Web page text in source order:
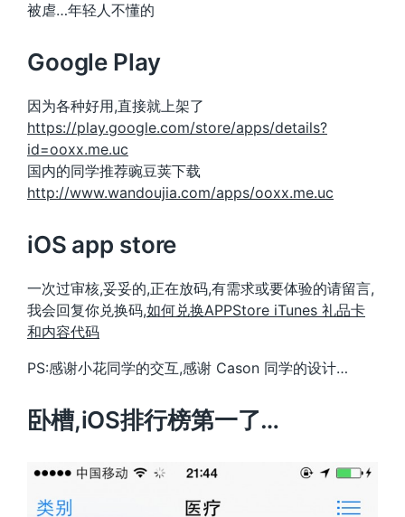
被虐…年轻人不懂的
Google Play
因为各种好用,直接就上架了
https://play.google.com/store/apps/details?
id=ooxx.me.uc
国内的同学推荐豌豆荚下载
http://www.wandoujia.com/apps/ooxx.me.uc
iOS app store
一次过审核,妥妥的,正在放码,有需求或要体验的请留言,
我会回复你兑换码,如何兑换APPStore iTunes 礼品卡
和内容代码
PS:感谢小花同学的交互,感谢 Cason 同学的设计…
卧槽,iOS排行榜第一了…